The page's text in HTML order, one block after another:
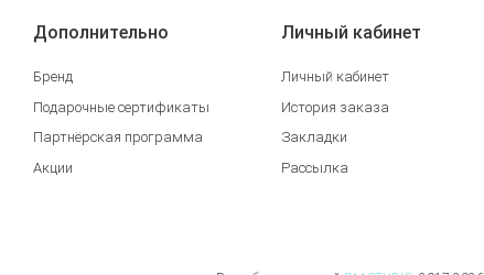
Дополнительно
Бренд
Подарочные сертификаты
Партнёрская программа
Акции
Личный кабинет
Личный кабинет
История заказа
Закладки
Рассылка